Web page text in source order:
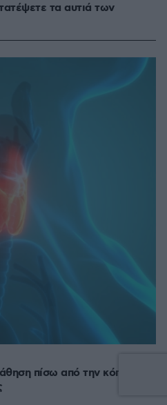
τα αυτιά των
πίσω από την κόπωση